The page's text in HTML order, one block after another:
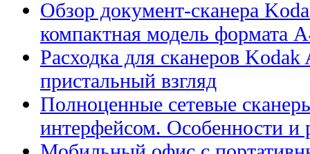
Обзор документ-сканера
компактная модель формата
Расходка для сканеров
пристальный взгляд
Полноценные сетевые
интерфейсом. Особенности и